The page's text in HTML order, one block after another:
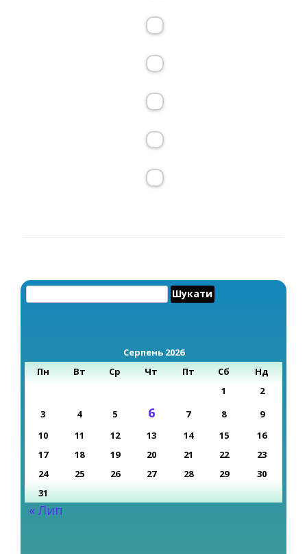
Серпень 2026
Пн
Вт Ср Чт Пт Сб
Нд
1
2
3
4 5 6 7 8
9
10
11 12 13 14 15
16
17
18 19 20 21 22
23
24
25 26 27 28 29
30
31
« Лип